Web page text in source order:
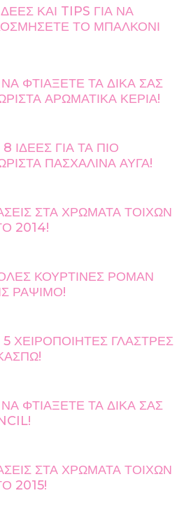
ΚΑΙ TIPS ΓΙΑ ΝΑ
ΤΟ ΜΠΑΛΚΟΝΙ
ΦΤΙΑΞΕΤΕ ΤΑ ΔΙΚΑ ΣΑΣ
ΑΡΩΜΑΤΙΚΑ ΚΕΡΙΑ!
ΙΔΕΕΣ ΓΙΑ ΤΑ ΠΙΟ
ΠΑΣΧΑΛΙΝΑ ΑΥΓΑ!
ΣΤΑ ΧΡΩΜΑΤΑ ΤΟΙΧΩΝ
2014!
ΚΟΥΡΤΙΝΕΣ ΡΟΜΑΝ
ΡΑΨΙΜΟ!
5 ΧΕΙΡΟΠΟΙΗΤΕΣ ΓΛΑΣΤΡΕΣ
ΦΤΙΑΞΕΤΕ ΤΑ ΔΙΚΑ ΣΑΣ
ΣΤΑ ΧΡΩΜΑΤΑ ΤΟΙΧΩΝ
2015!